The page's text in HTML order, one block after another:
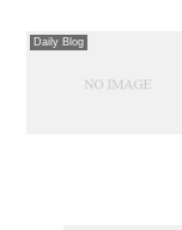
Daily Blog